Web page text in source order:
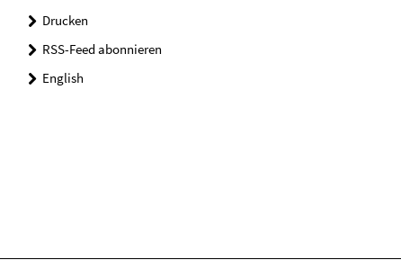
Drucken
RSS-Feed abonnieren
English